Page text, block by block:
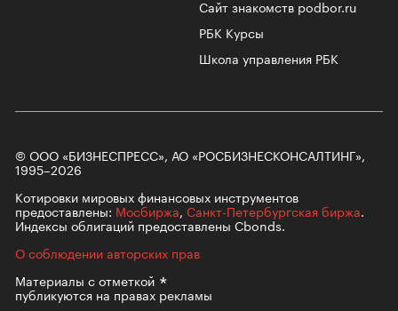
Сайт знакомств podbor.ru
РБК Курсы
Школа управления РБК
© ООО «БИЗНЕСПРЕСС», АО «РОСБИЗНЕСКОНСАЛТИНГ»,
1995–2026
Котировки мировых финансовых инструментов
предоставлены: Мосбиржа, Санкт-Петербургская биржа.
Индексы облигаций предоставлены Cbonds.
О соблюдении авторских прав
Материалы сотметкой
публикуются на правах рекламы